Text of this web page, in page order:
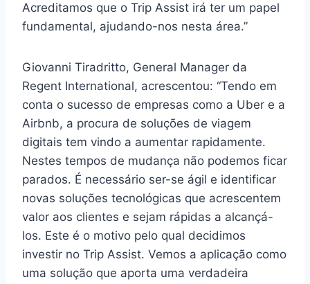
Acreditamos que o Trip Assist irá ter um papel
fundamental, ajudando-nos nesta área.”
Giovanni Tiradritto, General Manager da
Regent International, acrescentou: “Tendo em
conta o sucesso de empresas como a Uber e a
Airbnb, a procura de soluções de viagem
digitais tem vindo a aumentar rapidamente.
Nestes tempos de mudança não podemos ficar
parados. É necessário ser-se ágil e identificar
novas soluções tecnológicas que acrescentem
valor aos clientes e sejam rápidas a alcançá-
los. Este é o motivo pelo qual decidimos
investir no Trip Assist. Vemos a aplicação como
uma solução que aporta uma verdadeira